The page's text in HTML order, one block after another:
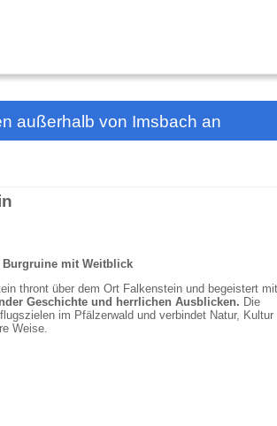
außerhalb von Imsbach an
mit Weitblick
thront über dem Ort Falkenstein und begeistert mit
Geschichte und herrlichen Ausblicken. Die
im Pfälzerwald und verbindet Natur, Kultur
Weise.